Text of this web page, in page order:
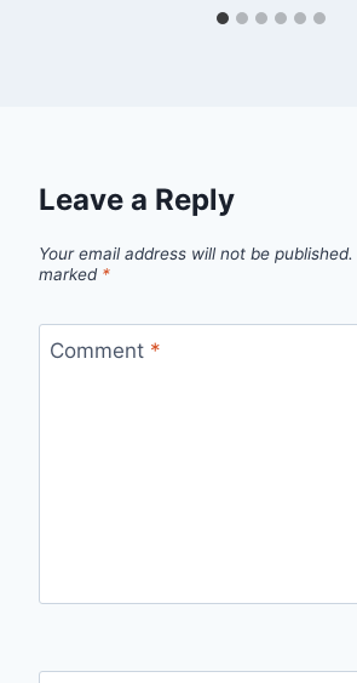
Leave a Reply
Your email address will not be published.
marked *
Comment *